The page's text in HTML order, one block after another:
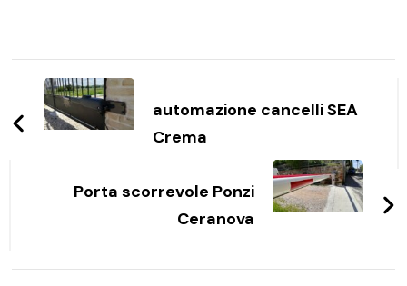
Navigazione
articoli
automazione cancelli SEA
Crema
Porta scorrevole Ponzi
Ceranova